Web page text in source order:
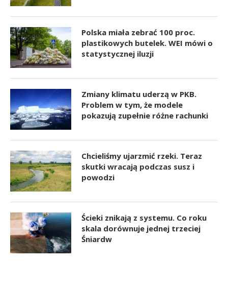
Polska miała zebrać 100 proc.
plastikowych butelek. WEI mówi o
statystycznej iluzji
Zmiany klimatu uderzą w PKB.
Problem w tym, że modele
pokazują zupełnie różne rachunki
Chcieliśmy ujarzmić rzeki. Teraz
skutki wracają podczas susz i
powodzi
Ścieki znikają z systemu. Co roku
skala dorównuje jednej trzeciej
Śniardw